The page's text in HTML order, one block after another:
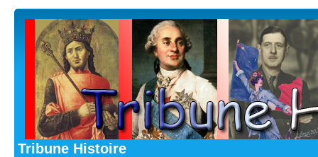
Tribune Histoire